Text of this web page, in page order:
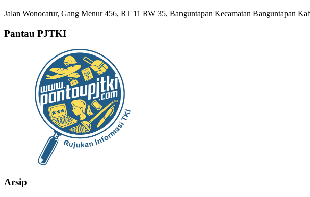
Jalan Wonocatur, Gang Menur 456, RT 11 RW 35, Banguntapan Kecamatan Banguntapan
Pantau PJTKI
Arsip